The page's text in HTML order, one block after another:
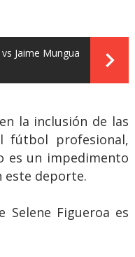
Jaime Mungua
la inclusión de las
fútbol profesional,
es un impedimento
este deporte.
Figueroa es